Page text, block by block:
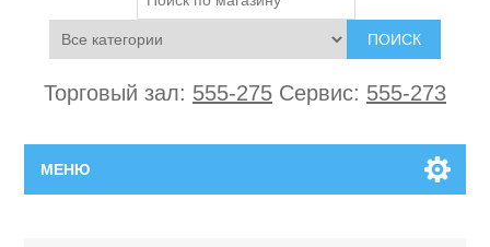
ПОИСК
Торговый зал: 555-275 Сервис: 555-273
МЕНЮ